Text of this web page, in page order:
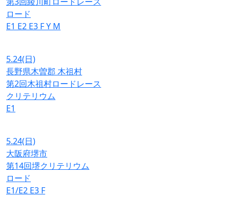
ロード
E1 E2 E3 FY M
5.24(日)
長野県木曽郡 木祖村
第2回木祖村ロードレース
クリテリウム
E1
5.24(日)
大阪府堺市
第14回堺クリテリウム
ロード
E1/E2 E3 F